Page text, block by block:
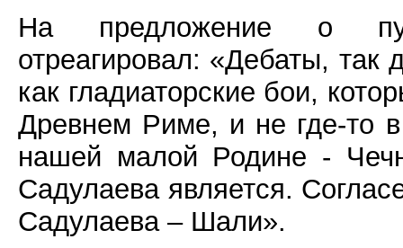
На предложение о
отреагировал: «Дебаты,
как гладиаторские бои,
Древнем Риме, и не где-то
нашей малой Родине -
Садулаева является.
Садулаева – Шали».